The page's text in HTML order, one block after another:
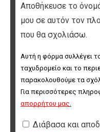
Αποθήκευσε το
μου σε αυτόν τον
που θα σχολιάσω.
Αυτή η φόρμα συλλέγει
ταχυδρομείο και το
παρακολουθούμε τα
Για περισσότερες
απορρήτου μας
Διάβασα και